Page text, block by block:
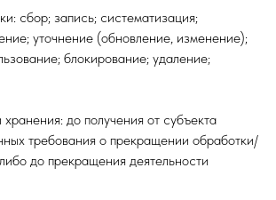
сбор; запись; систематизация;
уточнение (обновление, изменение);
блокирование; удаление;
до получения от субъекта
требования о прекращении обработки/
до прекращения деятельности